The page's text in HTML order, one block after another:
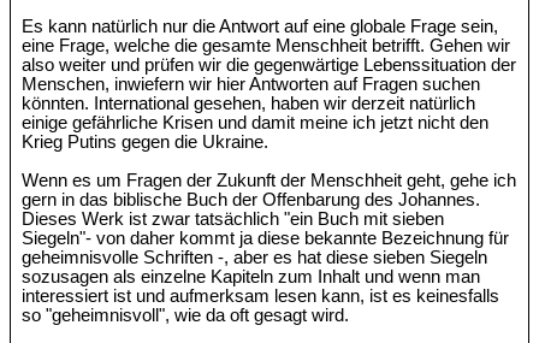
Es kann natürlich nur die Antwort auf eine globale Frage sein,
eine Frage, welche die gesamte Menschheit betrifft. Gehen wir
also weiter und prüfen wir die gegenwärtige Lebenssituation der
Menschen, inwiefern wir hier Antworten auf Fragen suchen
könnten. International gesehen, haben wir derzeit natürlich
einige gefährliche Krisen und damit meine ich jetzt nicht den
Krieg Putins gegen die Ukraine.
Wenn es um Fragen der Zukunft der Menschheit geht, gehe ich
gern in das biblische Buch der Offenbarung des Johannes.
Dieses Werk ist zwar tatsächlich "ein Buch mit sieben
Siegeln"- von daher kommt ja diese bekannte Bezeichnung für
geheimnisvolle Schriften -, aber es hat diese sieben Siegeln
sozusagen als einzelne Kapiteln zum Inhalt und wenn man
interessiert ist und aufmerksam lesen kann, ist es keinesfalls
so "geheimnisvoll", wie da oft gesagt wird.